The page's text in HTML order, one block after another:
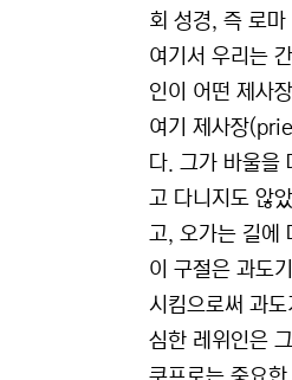
회 성경, 즉 로
여기서 우리는
인이 어떤 제사
여기 제사장
다. 그가 바울을
고 다니지도 않
고, 오가는 길에
이 구절은 과도
시킴으로써 과
심한 레위인은